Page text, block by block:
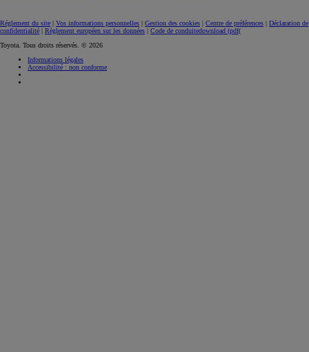
Réglement du site | Vos informations personnelles | Gestion des cookies | Centre de préférences | Déclaration de
confidentialité | Règlement européen sur les données | Code de conduitedownload (pdf(
Toyota. Tous droits réservés. © 2026
Informations légales
Accessibilité : non conforme